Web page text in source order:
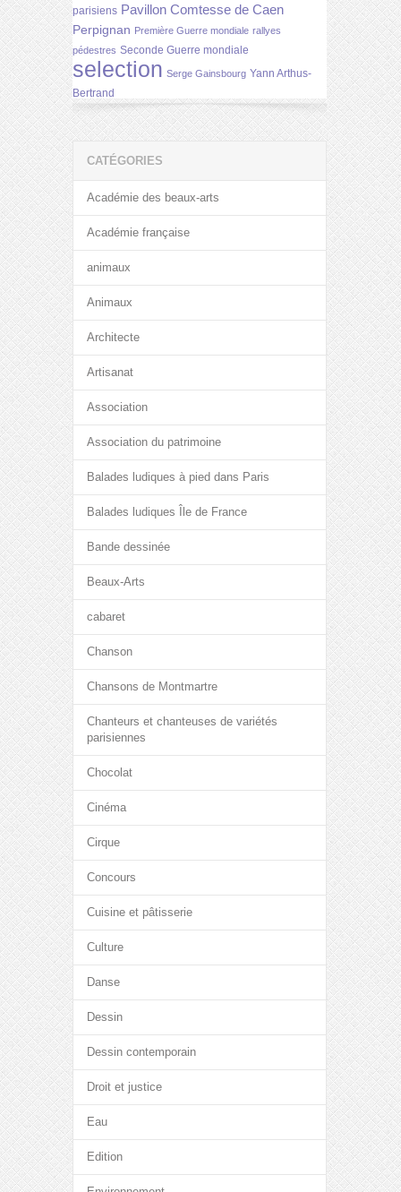
parisiens Pavillon Comtesse de Caen
Perpignan Première Guerre mondiale rallyes
pédestres Seconde Guerre mondiale
selection Serge Gainsbourg Yann Arthus-
Bertrand
CATÉGORIES
Académie des beaux-arts
Académie française
animaux
Animaux
Architecte
Artisanat
Association
Association du patrimoine
Balades ludiques à pied dans Paris
Balades ludiques Île de France
Bande dessinée
Beaux-Arts
cabaret
Chanson
Chansons de Montmartre
Chanteurs et chanteuses de variétés
parisiennes
Chocolat
Cinéma
Cirque
Concours
Cuisine et pâtisserie
Culture
Danse
Dessin
Dessin contemporain
Droit et justice
Eau
Edition